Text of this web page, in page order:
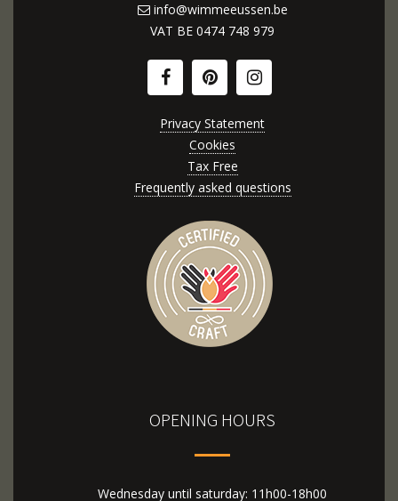
info@wimmeeussen.be
VAT BE 0474 748 979
Privacy Statement
Cookies
Tax Free
Frequently asked questions
OPENING HOURS
Wednesday until saturday: 11h00-18h00